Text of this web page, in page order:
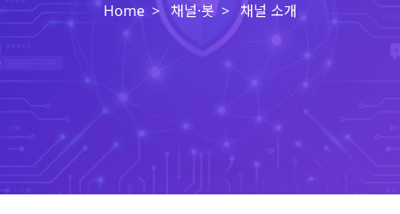
Home 채널·봇 채널 소개